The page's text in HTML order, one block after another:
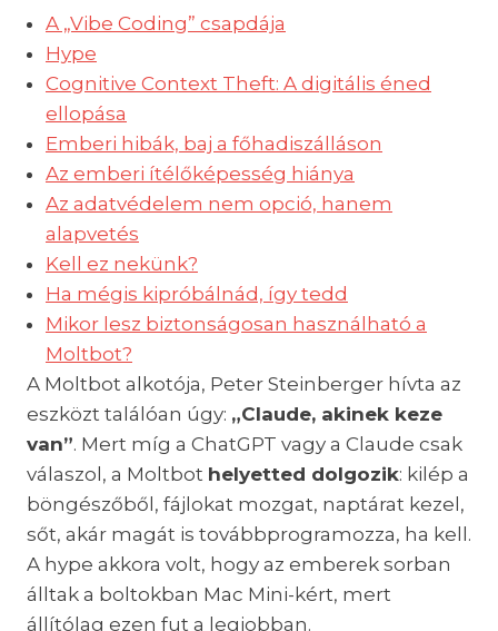
A „Vibe Coding” csapdája
Hype
Cognitive Context Theft: A digitális éned
ellopása
Emberi hibák, baj a főhadiszálláson
Az emberi ítélőképesség hiánya
Az adatvédelem nem opció, hanem
alapvetés
Kell ez nekünk?
Ha mégis kipróbálnád, így tedd
Mikor lesz biztonságosan használható a
Moltbot?
A Moltbot alkotója, Peter Steinberger hívta az
eszközt találóan úgy: „Claude, akinek keze
van”. Mert míg a ChatGPT vagy a Claude csak
válaszol, a Moltbot helyetted dolgozik: kilép a
böngészőből, fájlokat mozgat, naptárat kezel,
sőt, akár magát is továbbprogramozza, ha kell.
A hype akkora volt, hogy az emberek sorban
álltak a boltokban Mac Mini-kért, mert
állítólag ezen fut a legjobban.